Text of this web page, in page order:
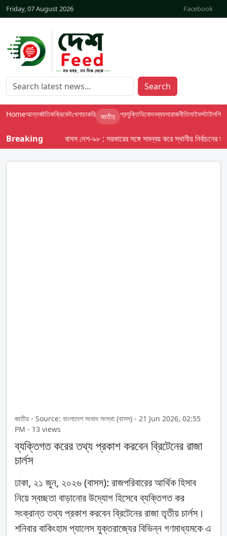
Friday, 07 August 2026 Facebook
Search
Homeআন্তর্জাতিকক্রিকেটখেলাচাকরি জাতীয় প্রযুক্তিবিনোদনব্যবসারাজনীতিলাইফস্টাইলশিক্ষা
Breaking বাসস দেশ-৯৮ : সরকারের সঙ্গে সমন্বয় করে স্থানীয় নির্বাচনের
জাতীয় - Source: বাংলাদেশ সংবাদ সংস্থা (বাসস) - 21 Jun 2026, 02:55
PM - 13 views
ব্যক্তিগত করের তথ্য প্রকাশ করবেন ব্রিটেনের রাজা
চার্লস
ঢাকা, ২১ জুন, ২০২৬ (বাসস): রাজপরিবারের আর্থিক হিসাব
নিয়ে স্বচ্ছতা বাড়ানোর উদ্যোগ হিসেবে ব্যক্তিগত কর
সংক্রান্ত তথ্য প্রকাশ করবেন ব্রিটেনের রাজা তৃতীয় চার্লস।
শনিবার বাকিংহাম প্যালেস যুক্তরাজ্যের বিভিন্ন গণমাধ্যমকে এ